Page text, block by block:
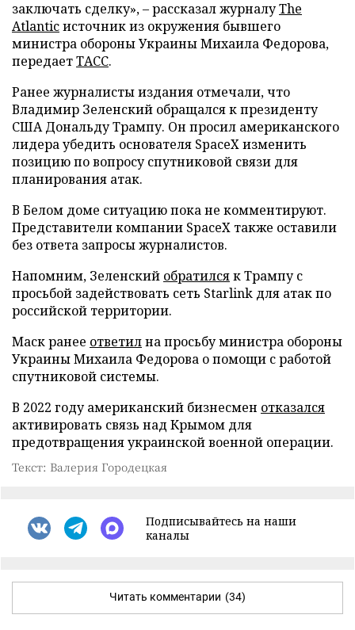
заключать сделку», – рассказал журналуThe
Atlanticисточник из окружения бывшего
министра обороны Украины Михаила Федорова,
передаетТАСС.
Ранее журналисты издания отмечали, что
Владимир Зеленский обращался к президенту
США Дональду Трампу. Он просил американского
лидера убедить основателя SpaceX изменить
позицию по вопросу спутниковой связи для
планирования атак.
В Белом доме ситуацию пока не комментируют.
Представители компании SpaceX также оставили
без ответа запросы журналистов.
Напомним, Зеленский обратилсяк Трампу с
просьбой задействовать сеть Starlink для атак по
российской территории.
Маск ранее ответилна просьбу министра обороны
Украины Михаила Федорова о помощи с работой
спутниковой системы.
В 2022 году американский бизнесмен отказался
активировать связь над Крымом для
предотвращения украинской военной операции.
Текст: Валерия Городецкая
Подписывайтесь на наши
каналы
Читать комментарии (34)